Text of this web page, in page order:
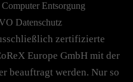
zertifizierte
Europe GmbH mit der
beauftragt werden. Nur so